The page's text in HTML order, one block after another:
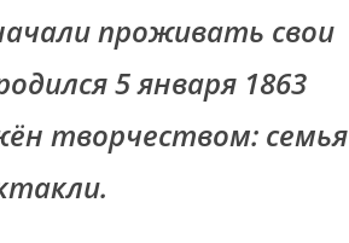
проживать свои
5 января 1863
творчеством: семья